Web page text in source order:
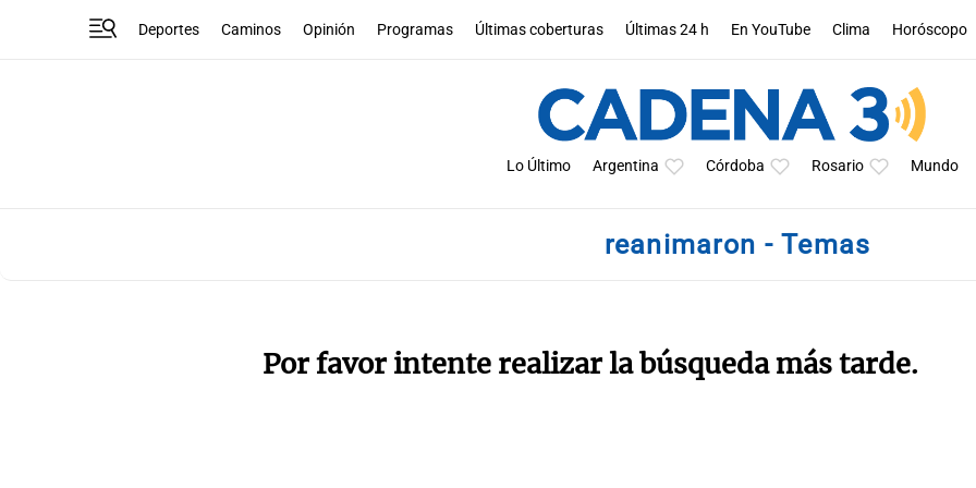
Deportes Caminos Opinión Programas Últimas coberturas Últimas 24 h En YouTube Clima Horóscopo
Lo Último Argentina Córdoba Rosario Mundo
reanimaron - Temas
Por favor intente realizar la búsqueda más tarde.